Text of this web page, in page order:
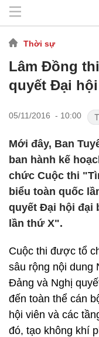
Thời sự
Lâm Đồng
quyết Đại
05/11/2016 - 10:00
Mới đây, Ban
ban hành kế
chức Cuộc thi
biểu toàn quốc
quyết Đại hội đại
lần thứ X".
Cuộc thi được tổ
sâu rộng nội dung
Đảng và Nghị
đến toàn thể cán
hội viên và các
đó, tạo không khí